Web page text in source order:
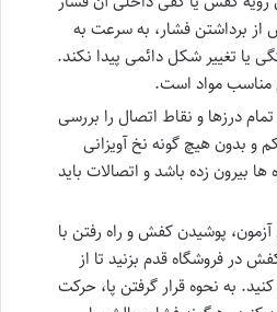
از برداشتن فشار، به سرعت به
یا تغییر شکل دائمی پیدا نکند.
مناسب مواد است.
درزها و نقاط اتصال را بررسی
و بدون هیچ گونه نخ آویزانی
بیرون زده باشد و اتصالات باید
پوشیدن کفش و راه رفتن با
در فروشگاه قدم بزنید تا از
به نحوه قرار گرفتن پا، حرکت